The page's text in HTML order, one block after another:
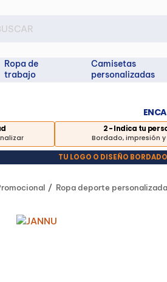
Ropa de
trabajo
Camisetas
personalizadas
2 - Indica tu
Bordado, impresión
TU LOGO O DISEÑO
Ropa deporte personalizada